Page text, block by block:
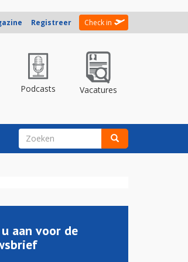
Registreer Check in
Podcasts Vacatures
ZOEKVELD
aan voor de